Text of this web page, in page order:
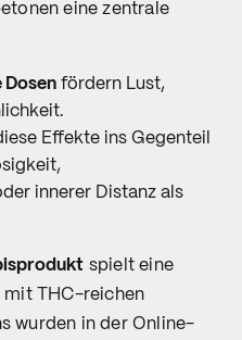
eine zentrale
Dosen fördern Lust,
Effekte ins Gegenteil
innerer Distanz als
spielt eine
mit THC-reichen
wurden in der Online-